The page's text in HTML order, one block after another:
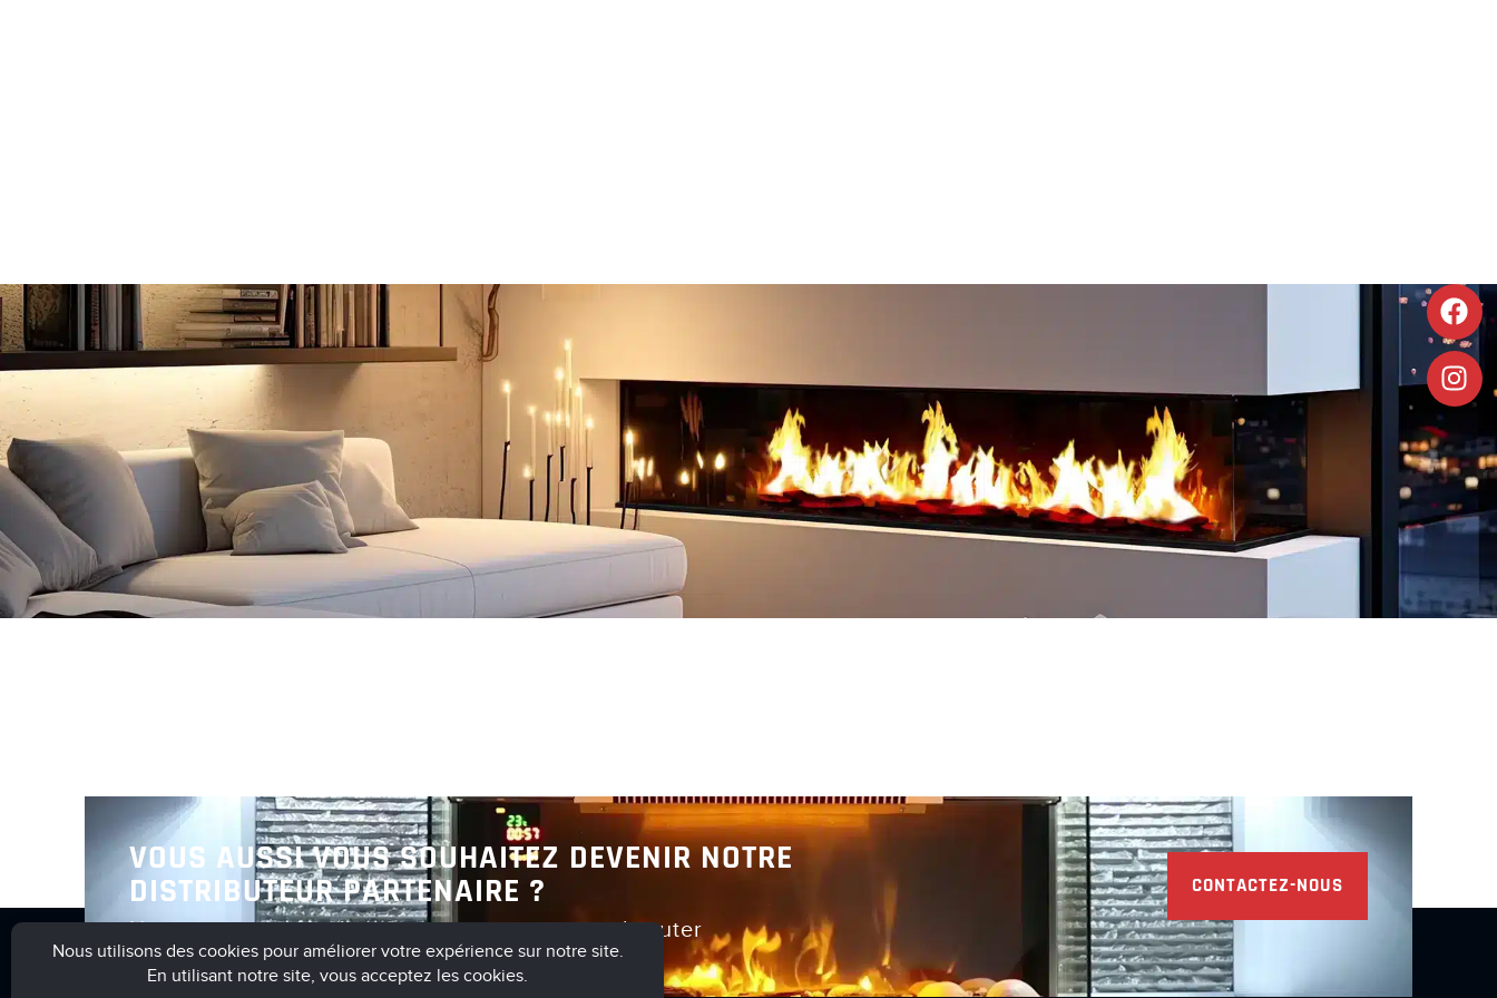
Encastrable
Découvrir
Murale
Découvrir
À poser
Découvrir
Foyer électrique
Découvrir
VOUS AUSSI VOUS SOUHAITEZ DEVENIR NOTRE
DISTRIBUTEUR PARTENAIRE ?
Nous vous invitons à nous contacter pour en discuter
CONTACTEZ-NOUS